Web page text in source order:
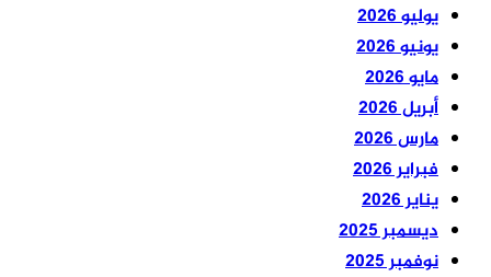
يوليو 2026
يونيو 2026
مايو 2026
أبريل 2026
مارس 2026
فبراير 2026
يناير 2026
ديسمبر 2025
نوفمبر 2025